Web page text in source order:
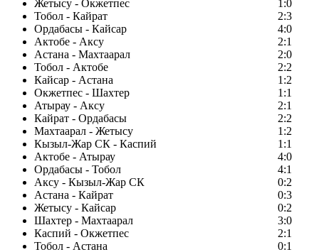
Жетысу - Окжетпес
1:0
Тобол - Кайрат
2:3
Ордабасы - Кайсар
4:0
Актобе - Аксу
2:1
Астана - Махтаарал
2:0
Тобол - Актобе
2:2
Кайсар - Астана
1:2
Окжетпес - Шахтер
1:1
Атырау - Аксу
2:1
Кайрат - Ордабасы
2:2
Махтаарал - Жетысу
1:2
Кызыл-Жар СК - Каспий
1:1
Актобе - Атырау
4:0
Ордабасы - Тобол
4:1
Аксу - Кызыл-Жар СК
0:2
Астана - Кайрат
0:3
Жетысу - Кайсар
0:2
Шахтер - Махтаарал
3:0
Каспий - Окжетпес
2:1
Тобол - Астана
0:1